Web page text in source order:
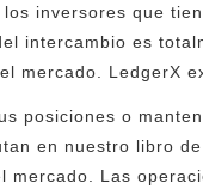
inversores que
intercambio es
mercado. LedgerX
posiciones o
en nuestro libro
mercado. Las